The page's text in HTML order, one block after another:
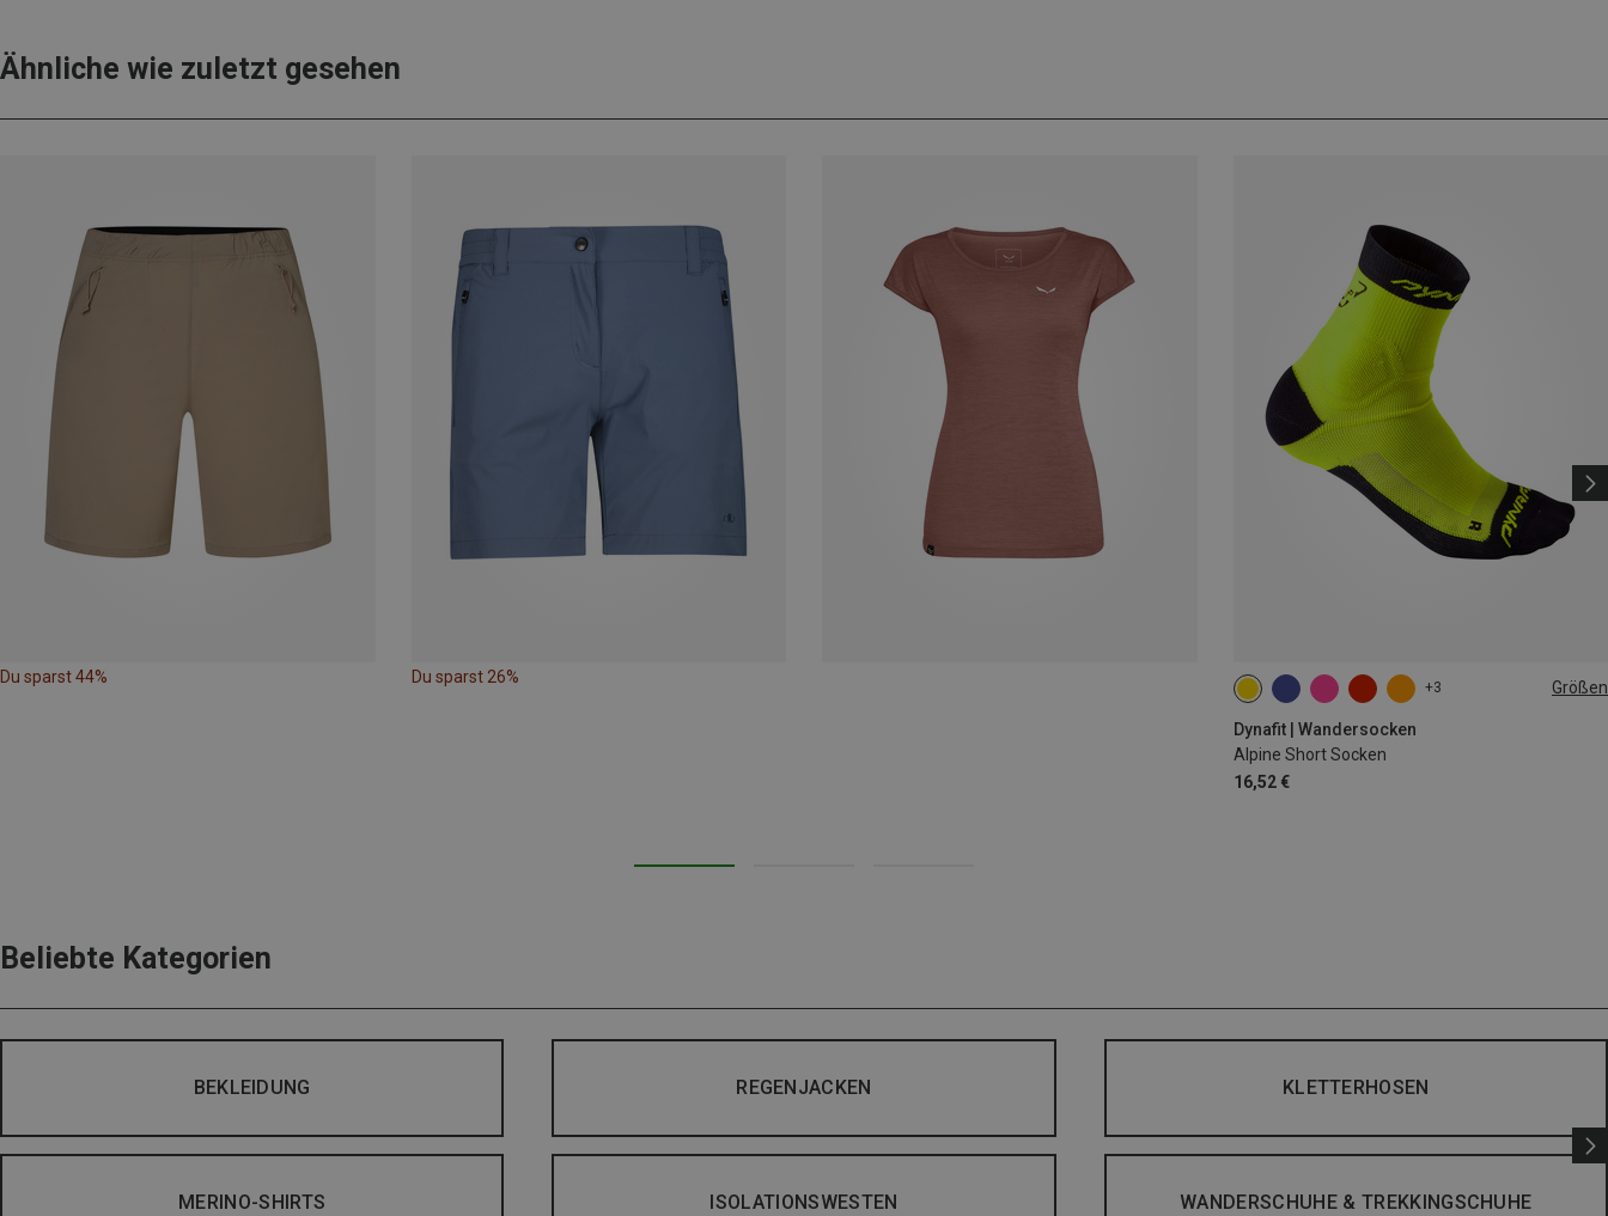
Ähnliche wie zuletzt gesehen
Du sparst 44% Du sparst 26%
+3 Größen
Dynafit | Wandersocken
Alpine Short Socken
16,52 €
35|36|37|38 39|40|41|42
Beliebte Kategorien
BEKLEIDUNG REGENJACKEN KLETTERHOSEN
MERINO-SHIRTS ISOLATIONSWESTEN WANDERSCHUHE & TREKKINGSCHUHE